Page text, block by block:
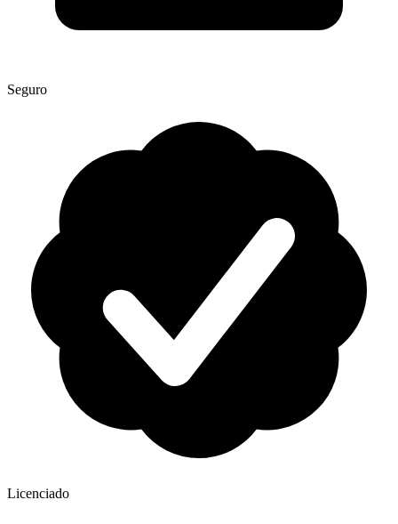
Seguro
Licenciado